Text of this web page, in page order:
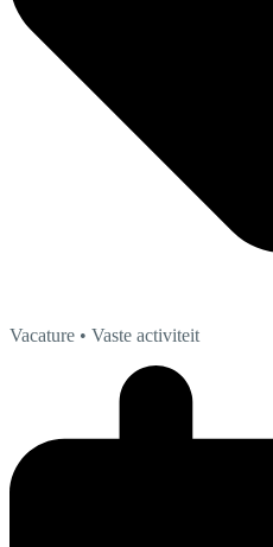
Vacature • Vaste activiteit